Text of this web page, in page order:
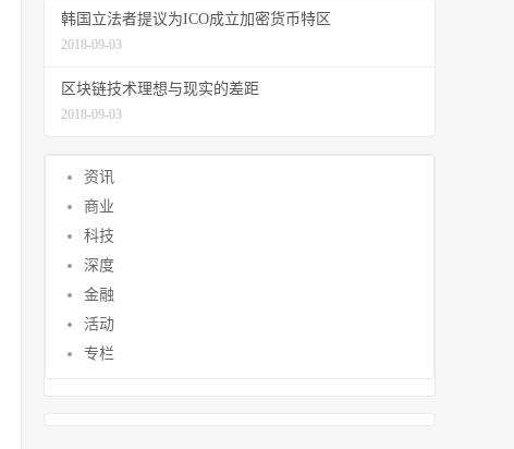
韩国立法者提议为ICO成立加密货币特区
2018-09-03
区块链技术理想与现实的差距
2018-09-03
资讯
商业
科技
深度
金融
活动
专栏